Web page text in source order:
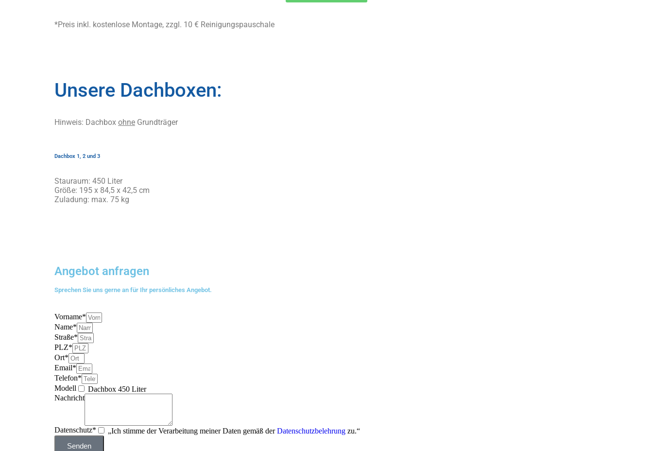
*Preis inkl. kostenlose Montage, zzgl. 10 € Reinigungspauschale
Unsere Dachboxen:
Hinweis: Dachbox ohne Grundträger
Dachbox 1, 2 und 3
Stauraum: 450 Liter
Größe: 195 x 84,5 x 42,5 cm
Zuladung: max. 75 kg
Angebot anfragen
Sprechen Sie uns gerne an für Ihr persönliches Angebot.
Vorname*
Name*
Straße*
PLZ*
Ort*
Email*
Telefon*
Modell
Dachbox 450 Liter
Nachricht
Datenschutz* „Ich stimme der Verarbeitung meiner Daten gemäß derDatenschutzbelehrung zu.“
Senden